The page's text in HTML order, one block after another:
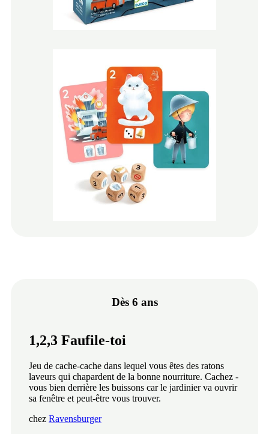
Dès 6 ans
1,2,3 Faufile-toi
Jeu de cache-cache dans lequel vous êtes des ratons
laveurs qui chapardent de la bonne nourriture. Cachez -
vous bien derrière les buissons car le jardinier va ouvrir
sa fenêtre et peut-être vous trouver.
chez Ravensburger